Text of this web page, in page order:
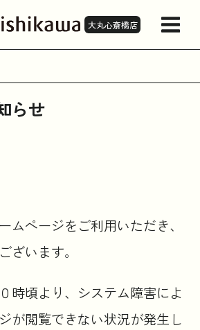
大丸心斎橋店
セス
らせ
ムページをご利用いただき、
ざいます。
時頃より、システム障害によ
が閲覧できない状況が発生し